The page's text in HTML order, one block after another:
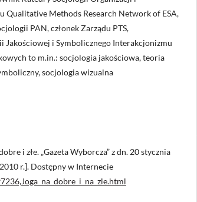
Qualitative Methods Research Network of ESA,
PAN, członek Zarządu PTS,
Jakościowej i Symbolicznego Interakcjonizmu
to m.in.: socjologia jakościowa, teoria
socjologia wizualna
i złe. „Gazeta Wyborcza” z dn. 20 stycznia
r.]. Dostępny w Internecie